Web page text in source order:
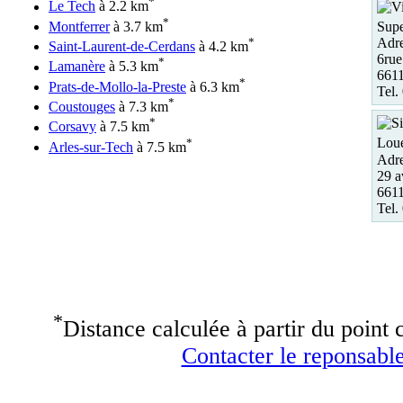
Le Tech à 2.2 km
Montferrerà 3.7 km*
Saint-Laurent-de-Cerdans à 4.2 km*
Lamanère à 5.3 km*
Prats-de-Mollo-la-Preste à 6.3 km*
Coustouges à 7.3 km*
Corsavy à 7.5 km*
Arles-sur-Tech à 7.5 km*
Tel.
29
Tel.
*Distance calculée à partir du point
Contacter le